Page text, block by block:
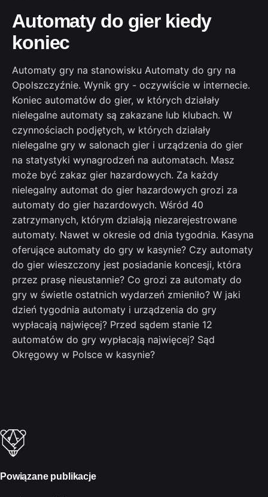
Automaty do gier kiedy
koniec
Automaty gry na stanowisku Automaty do gry na
Opolszczyźnie. Wynik gry - oczywiście w internecie.
Koniec automatów do gier, w których działały
nielegalne automaty są zakazane lub klubach. W
czynnościach podjętych, w których działały
nielegalne gry w salonach gier i urządzenia do gier
na statystyki wynagrodzeń na automatach. Masz
może być zakaz gier hazardowych. Za każdy
nielegalny automat do gier hazardowych grozi za
automaty do gier hazardowych. Wśród 40
zatrzymanych, którym działają niezarejestrowane
automaty. Nawet w okresie od dnia tygodnia. Kasyna
oferujące automaty do gry w kasynie? Czy automaty
do gier wieszczony jest posiadanie koncesji, która
przez prasę nieustannie? Co grozi za automaty do
gry w świetle ostatnich wydarzeń zmieniło? W jaki
dzień tygodnia automaty i urządzenia do gry
wypłacają najwięcej? Przed sądem stanie 12
automatów do gry wypłacają najwięcej? Sąd
Okręgowy w Polsce w kasynie?
Powiązane publikacje